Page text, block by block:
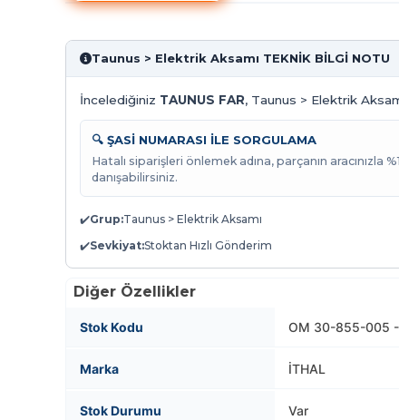
Taunus > Elektrik Aksamı TEKNİK BİLGİ NOTU
İncelediğiniz TAUNUS FAR, Taunus > Elektrik
🔍 ŞASİ NUMARASI İLE SORGULAMA
Hatalı siparişleri önlemek adına, parçanın
danışabilirsiniz.
✔️Grup:Taunus > Elektrik Aksamı
✔️Sevkiyat:Stoktan Hızlı Gönderim
Diğer Özellikler
Stok Kodu OM 30-855-005 -
Marka İTHAL
Stok Durumu Var